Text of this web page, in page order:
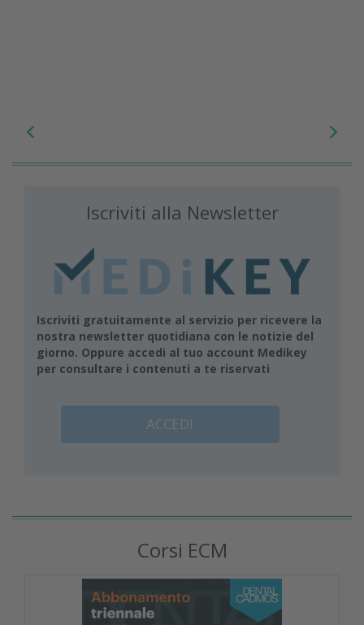
Iscriviti alla Newsletter
Iscriviti gratuitamente al servizio per ricevere la
nostra newsletter quotidiana con le notizie del
giorno. Oppure accedi al tuo account Medikey
per consultare i contenuti a te riservati
ACCEDI
Corsi ECM